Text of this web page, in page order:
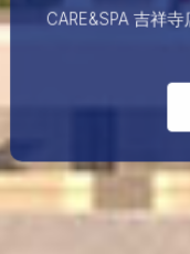
CARE&SPA 吉祥